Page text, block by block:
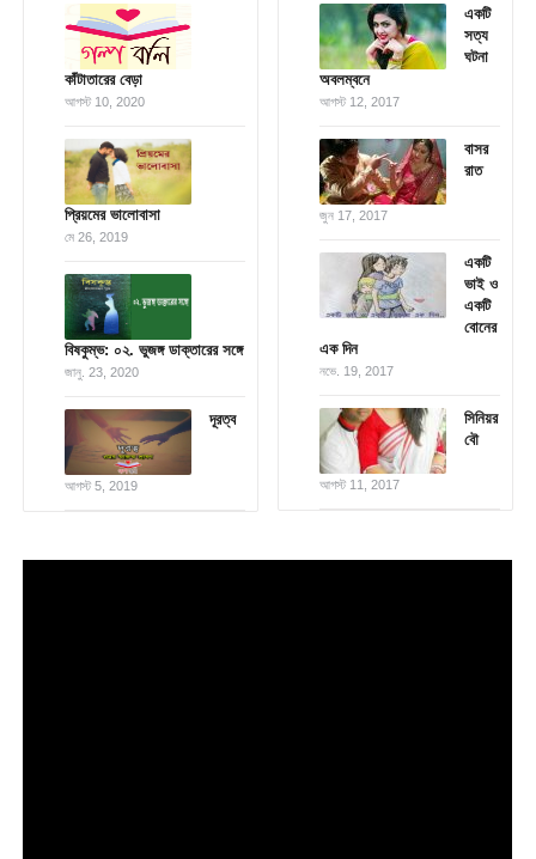
কাঁটাতারের বেড়া
আগস্ট 10, 2020
প্রিয়মের ভালোবাসা
মে 26, 2019
বিষকুম্ভ: ০২. ভুজঙ্গ ডাক্তারের সঙ্গে
জানু. 23, 2020
দূরত্ব
আগস্ট 5, 2019
একটি
সত্য
ঘটনা
অবলম্বনে
আগস্ট 12, 2017
বাসর
রাত
জুন 17, 2017
একটি
ভাই ও
একটি
বোনের
এক দিন
নভে. 19, 2017
সিনিয়র
বৌ
আগস্ট 11, 2017